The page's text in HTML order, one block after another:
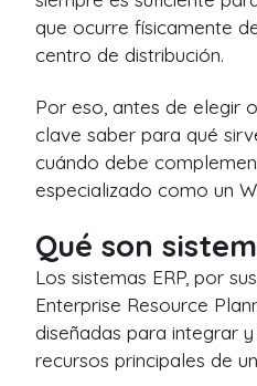
que ocurre físicamente
centro de distribución.
Por eso, antes de elegir
clave saber para qué
cuándo debe
especializado como un
Qué son
Los sistemas ERP, por
Enterprise Resource
diseñadas para integrar
recursos principales de